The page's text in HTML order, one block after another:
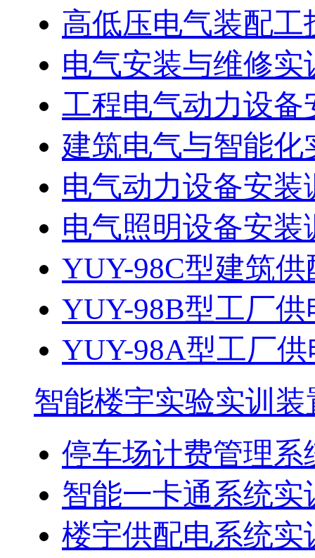
高低压电气装配工
电气安装与维修实
工程电气动力设备
建筑电气与智能化
电气动力设备安
电气照明设备安装
YUY-98C型建筑
YUY-98B型工厂
YUY-98A型工厂
智能楼宇实验实训装
停车场计费管理系
智能一卡通系统实
楼宇供配电系统实